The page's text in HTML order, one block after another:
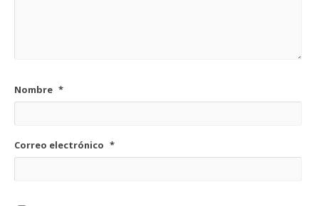
Nombre *
Correo electrónico *